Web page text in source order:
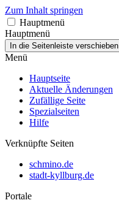
Zum Inhalt springen
Hauptmenü
Hauptmenü
In die Seitenleiste verschieben
Menü
Hauptseite
Aktuelle Änderungen
Zufällige Seite
Spezialseiten
Hilfe
Verknüpfte Seiten
schmino.de
stadt-kyllburg.de
Portale